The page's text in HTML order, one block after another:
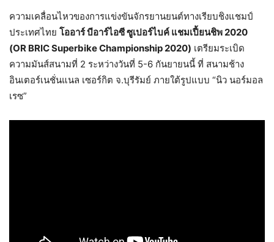
ความเคลื่อนไหวของการแข่งขันจักรยานยนต์ทางเรียบชิงแชมป์
ประเทศไทย โออาร์ บีอาร์ไอซี ซูเปอร์ไบค์ แชมเปี้ยนชิพ 2020
(OR BRIC Superbike Championship 2020) เตรียมระเบิด
ความมันส์สนามที่ 2 ระหว่างวันที่ 5-6 กันยายนนี้ ที่ สนามช้าง
อินเตอร์เนชั่นแนล เซอร์กิต จ.บุรีรัมย์ ภายใต้รูปแบบ “นิว นอร์มอล
เรซ”